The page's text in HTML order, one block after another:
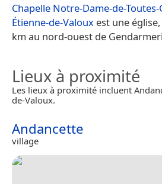
Chapelle Notre-Dame-de-
Étienne-de-Valoux est une
km au nord-ouest de
Lieux à proximité
Les lieux à proximité incluent
de-Valoux.
Andancette
village